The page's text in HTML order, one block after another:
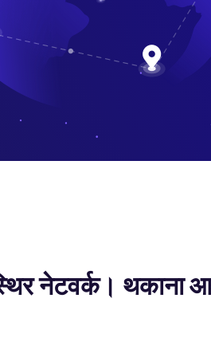
नेटवर्क। थकाना